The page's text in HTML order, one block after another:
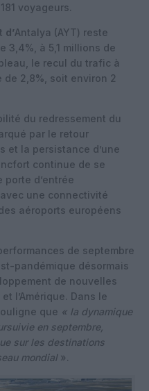
voyageurs.
d’Antalya (AYT) reste
3,4% , à 5,1 millions de
le recul du trafic à
de 2,8% , soit environ 2
du redressement du
par le retour
et la persistance d’une
continue de se
porte d’entrée
, avec une connectivité
aéroports européens
de septembre
pandémique désormais
de nouvelles
l’Amérique. Dans le
que « la dynamique
en septembre,
sur les destinations
mondial».